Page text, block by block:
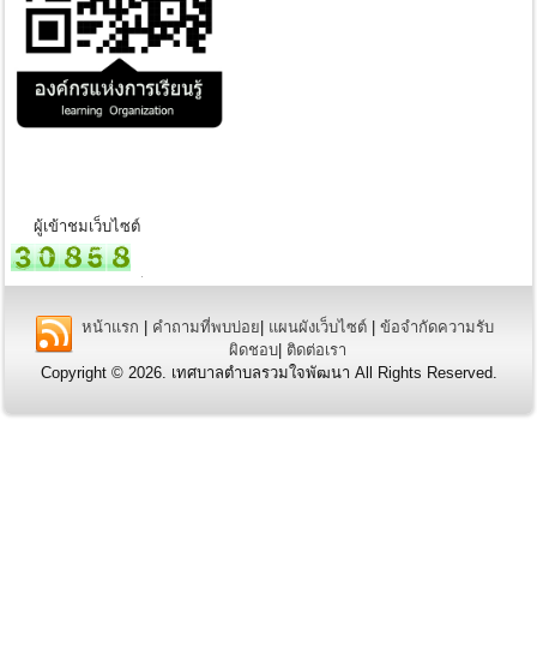
ผู้เข้าชมเว็บไซต์
หน้าแรก คำถามที่พบบ่อย แผนผังเว็บไซต์
ข้อจำกัดความรับ
ผิดชอบ ติดต่อเรา
Copyright © 2026. เทศบาลตำบลรวมใจพัฒนา All Rights Reserved.